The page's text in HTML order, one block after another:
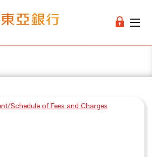
Schedule of Fees and Charges